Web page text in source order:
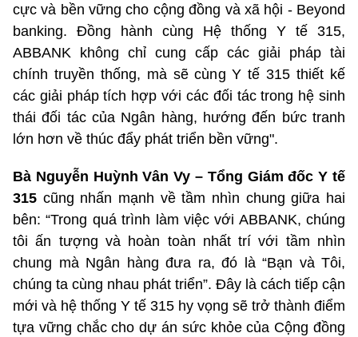
cực và bền vững cho cộng đồng và xã hội - Beyond
banking. Đồng hành cùng Hệ thống Y tế 315,
ABBANK không chỉ cung cấp các giải pháp tài
chính truyền thống, mà sẽ cùng Y tế 315 thiết kế
các giải pháp tích hợp với các đối tác trong hệ sinh
thái đối tác của Ngân hàng, hướng đến bức tranh
lớn hơn về thúc đẩy phát triển bền vững".
Bà Nguyễn Huỳnh Vân Vy – Tổng Giám đốc Y tế
315 cũng nhấn mạnh về tầm nhìn chung giữa hai
bên: “Trong quá trình làm việc với ABBANK, chúng
tôi ấn tượng và hoàn toàn nhất trí với tầm nhìn
chung mà Ngân hàng đưa ra, đó là “Bạn và Tôi,
chúng ta cùng nhau phát triển”. Đây là cách tiếp cận
mới và hệ thống Y tế 315 hy vọng sẽ trở thành điểm
tựa vững chắc cho dự án sức khỏe của Cộng đồng